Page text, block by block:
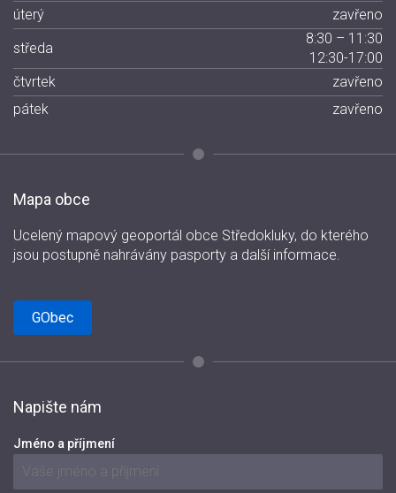
úterý
zavřeno
středa
8:30 – 11:30
12:30-17:00
čtvrtek
zavřeno
pátek
zavřeno
Mapa obce
Ucelený mapový geoportál obce Středokluky, do kterého
jsou postupně nahrávány pasporty a další informace.
GObec
Napište nám
Jméno a příjmení